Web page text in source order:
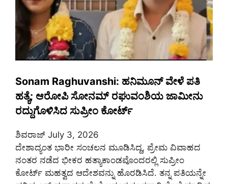
Sonam Raghuvanshi: ಹನಿಮೂನ್ ವೇಳೆ ಪತಿ
ಹತ್ಯೆ; ಆರೋಪಿ ಸೋನಮ್ ರಘುವಂಶಿಯ ಜಾಮೀನು
ರದ್ದುಗೊಳಿಸಿದ ಸುಪ್ರೀಂ ಕೋರ್ಟ್
ಶಿವರಾಜ್ July 3, 2026
ದೇಶಾದ್ಯಂತ ಭಾರೀ ಸಂಚಲನ ಮೂಡಿಸಿದ್ದ, ಪ್ರೇಮ ವಿವಾಹದ
ನಂತರ ನಡೆದ ಭೀಕರ ಹತ್ಯಾಕಾಂಡವೊಂದರಲ್ಲಿ ಸುಪ್ರೀಂ
ಕೋರ್ಟ್ ಮಹತ್ವದ ಆದೇಶವನ್ನು ಹೊರಡಿಸಿದೆ. ತನ್ನ ಪತಿಯನ್ನೇ